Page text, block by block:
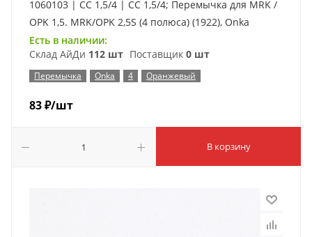
1060103 | CC 1,5/4 | CC 1,5/4; Перемычка для MRK /
OPK 1,5. MRK/OPK 2,5S (4 полюса) (1922), Onka
Есть в наличии:
Склад АйДи 112 шт Поставщик 0 шт
Перемычка Onka 4 Оранжевый
83₽/шт
В корзину